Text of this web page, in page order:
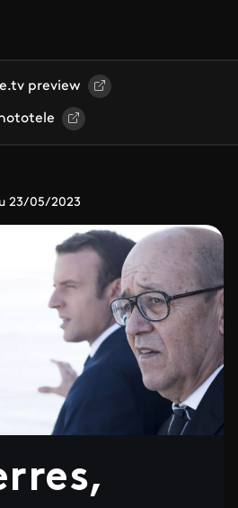
preview
23/05/2023